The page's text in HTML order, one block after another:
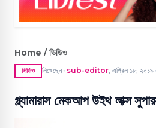
Home / ভিডিও
ভিডিও লিখেছেন ● sub-editor, এপ্রিল ১৮, ২০১৯ ●
গ্ল্যামারাস মেকআপ উইথ লাক্স